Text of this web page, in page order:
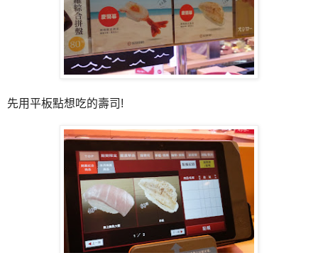
先用平板點想吃的壽司!